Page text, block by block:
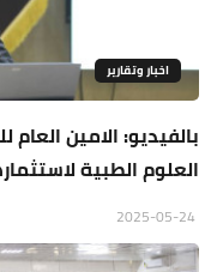
اخبار وتقارير
بالفيديو: الامين
العلوم الطبية